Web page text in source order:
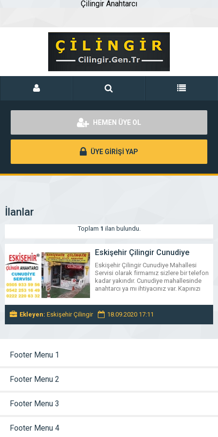
Çilingir Anahtarcı
HEMEN ÜYE OL
ÜYE GİRİŞİ YAP
İlanlar
Toplam 1 ilan bulundu.
Eskişehir Çilingir Cunudiye
Mahallesi Servisi 05059335956
Eskişehir Çilingir Cunudiye Mahallesi
Servisi olarak firmamız sizlere bir telefon
kadar yakındır. Cunudiye mahallesinde
anahtarcı ya mı ihtiyacınız var. Kapınızı
çilingir ustası mı lazım. Arayın hemen
yardımcı olalım. Eskişehir Çilingir
Cunudiye Mahallesi Servisi telefon
Ekleyen: Eskişehir Çilingir 18.09.2020 17:11
Footer Menu 1
Footer Menu 2
Footer Menu 3
Footer Menu 4